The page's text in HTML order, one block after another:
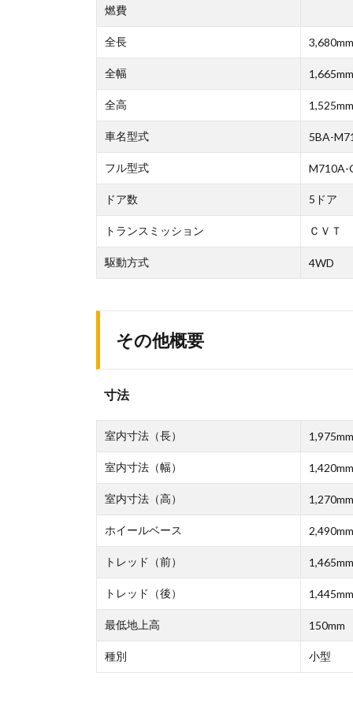
燃費
全長 3,680mm
全幅 1,665mm
全高 1,525mm
車名型式 5BA-
フル型式 M710A-
ドア数 5ドア
トランスミッション ＣＶＴ
駆動方式 4WD
その他概要
寸法
室内寸法（長） 1,975mm
室内寸法（幅） 1,420mm
室内寸法（高） 1,270mm
ホイールベース 2,490mm
トレッド（前） 1,465mm
トレッド（後） 1,445mm
最低地上高 150mm
種別 小型